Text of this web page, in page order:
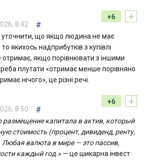
+
+6
8:42
#
уточнити, що якщо людина не має
якихось надприбутків з купівлі
якщо порівнювати з іншими
плутати «отримає менше порівняно
нічого», це різні речі.
+
+6
8:50
#
размещение капитала в актив, который
стоимость (процент, дивиденд, ренту,
Любая валюта в мире — это пассив,
каждый год.» — це шикарна інвест